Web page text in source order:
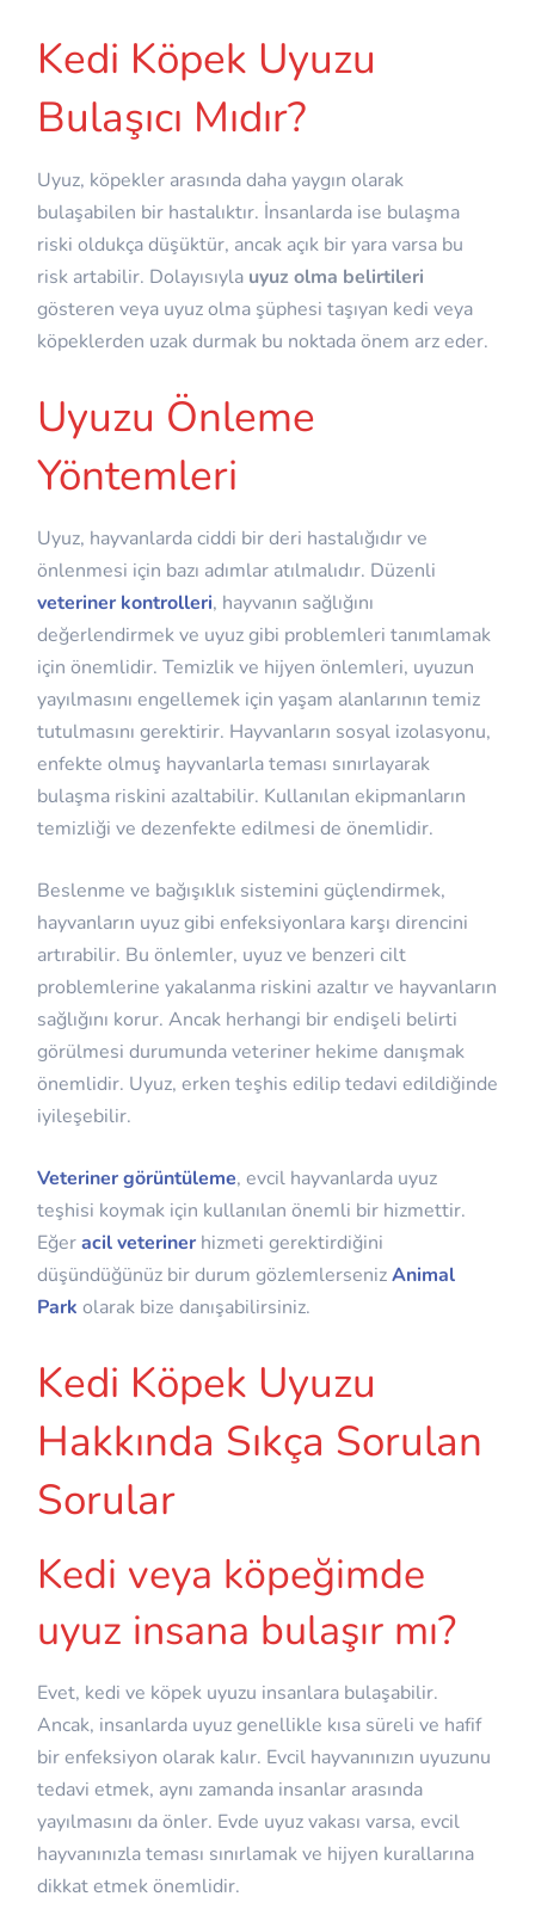
Kedi Köpek Uyuzu
Bulaşıcı Mıdır?
Uyuz, köpekler arasında daha yaygın olarak
bulaşabilen bir hastalıktır. İnsanlarda ise bulaşma
riski oldukça düşüktür, ancak açık bir yara varsa bu
risk artabilir. Dolayısıyla uyuz olma belirtileri
gösteren veya uyuz olma şüphesi taşıyan kedi veya
köpeklerden uzak durmak bu noktada önem arz eder.
Uyuzu Önleme
Yöntemleri
Uyuz, hayvanlarda ciddi bir deri hastalığıdır ve
önlenmesi için bazı adımlar atılmalıdır. Düzenli
veteriner kontrolleri, hayvanın sağlığını
değerlendirmek ve uyuz gibi problemleri tanımlamak
için önemlidir. Temizlik ve hijyen önlemleri, uyuzun
yayılmasını engellemek için yaşam alanlarının temiz
tutulmasını gerektirir. Hayvanların sosyal izolasyonu,
enfekte olmuş hayvanlarla teması sınırlayarak
bulaşma riskini azaltabilir. Kullanılan ekipmanların
temizliği ve dezenfekte edilmesi de önemlidir.
Beslenme ve bağışıklık sistemini güçlendirmek,
hayvanların uyuz gibi enfeksiyonlara karşı direncini
artırabilir. Bu önlemler, uyuz ve benzeri cilt
problemlerine yakalanma riskini azaltır ve hayvanların
sağlığını korur. Ancak herhangi bir endişeli belirti
görülmesi durumunda veteriner hekime danışmak
önemlidir. Uyuz, erken teşhis edilip tedavi edildiğinde
iyileşebilir.
Veteriner görüntüleme, evcil hayvanlarda uyuz
teşhisi koymak için kullanılan önemli bir hizmettir.
Eğeracil veteriner hizmeti gerektirdiğini
düşündüğünüz bir durum gözlemlersenizAnimal
Park olarak bize danışabilirsiniz.
Kedi Köpek Uyuzu
Hakkında Sıkça Sorulan
Sorular
Kedi veya köpeğimde
uyuz insana bulaşır mı?
Evet, kedi ve köpek uyuzu insanlara bulaşabilir.
Ancak, insanlarda uyuz genellikle kısa süreli ve hafif
bir enfeksiyon olarak kalır. Evcil hayvanınızın uyuzunu
tedavi etmek, aynı zamanda insanlar arasında
yayılmasını da önler. Evde uyuz vakası varsa, evcil
hayvanınızla teması sınırlamak ve hijyen kurallarına
dikkat etmek önemlidir.